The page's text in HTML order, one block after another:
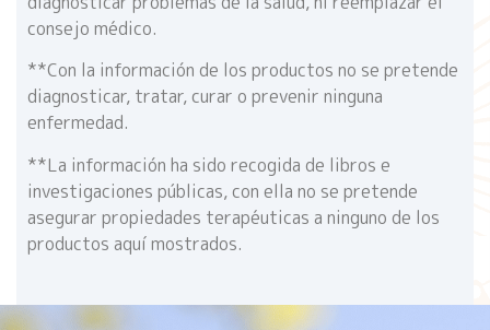
consejo médico.
**Con la información de los productos no se pretende
diagnosticar, tratar, curar o prevenir ninguna
enfermedad.
**La información ha sido recogida de libros e
investigaciones públicas, con ella no se pretende
asegurar propiedades terapéuticas a ninguno de los
productos aquí mostrados.